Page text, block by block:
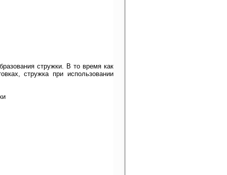
стружки. В то время как
стружка при использовании